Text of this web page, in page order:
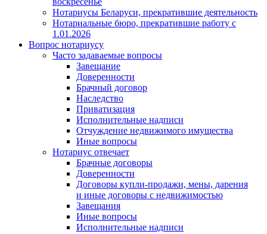
Нотариусы Беларуси, прекратившие деятельность
Нотариальные бюро, прекратившие работу с
1.01.2026
Вопрос нотариусу
Часто задаваемые вопросы
Завещание
Доверенности
Брачный договор
Наследство
Приватизация
Исполнительные надписи
Отчуждение недвижимого имущества
Иные вопросы
Нотариус отвечает
Брачные договоры
Доверенности
Договоры купли-продажи, мены, дарения
и иные договоры с недвижимостью
Завещания
Иные вопросы
Исполнительные надписи